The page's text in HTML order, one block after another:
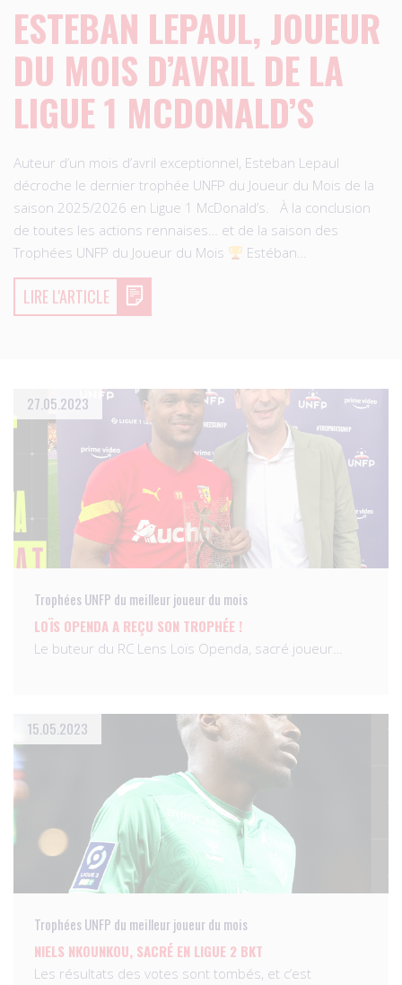
ESTEBAN LEPAUL, JOUEUR
DU MOIS D’AVRIL DE LA
LIGUE 1 MCDONALD’S
Auteur d’un mois d’avril exceptionnel, Esteban Lepaul
décroche le dernier trophée UNFP du Joueur du Mois de la
saison 2025/2026 en Ligue 1 McDonald’s. À la conclusion
de toutes les actions rennaises… et de la saison des
Trophées UNFP du Joueur du Mois
Estéban…
LIRE L'ARTICLE
27.05.2023
Trophées UNFP du meilleur joueur du mois
LOÏS OPENDA A REÇU SON TROPHÉE !
Le buteur du RC Lens Loïs Openda, sacré joueur…
15.05.2023
Trophées UNFP du meilleur joueur du mois
NIELS NKOUNKOU, SACRÉ EN LIGUE 2 BKT
Les résultats des votes sont tombés, et c’est